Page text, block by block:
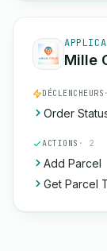
Mille
DÉCLENCHEURS
Order
ACTIONS · 2
Add Parcel
Get Parcel